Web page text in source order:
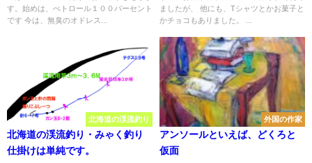
す。始めは、ぺトロール１００パーセント
です 今は、無臭のオドレス...
ましたが、 他にも、Tシャツとかお菓子と
かチョコもありました。 ...
北海道の渓流釣り
北海道の渓流釣り・みゃく釣り
仕掛けは単純です。
外国の作家
アンソールといえば、どくろと
仮面